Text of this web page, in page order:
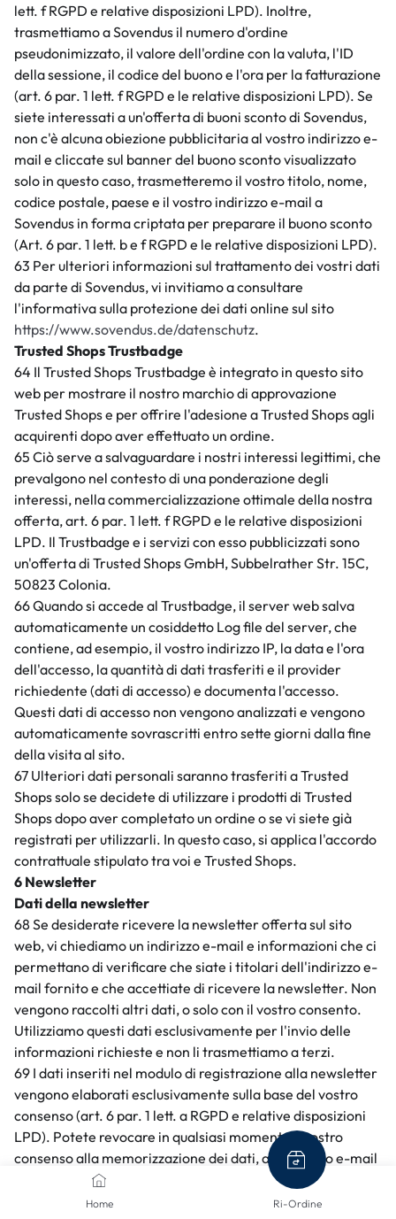
lett. f RGPD e relative disposizioni LPD). Inoltre,
trasmettiamo a Sovendus il numero d'ordine
pseudonimizzato, il valore dell'ordine con la valuta, l'ID
della sessione, il codice del buono e l'ora per la fatturazione
(art. 6 par. 1 lett. f RGPD e le relative disposizioni LPD). Se
siete interessati a un'offerta di buoni sconto di Sovendus,
non c'è alcuna obiezione pubblicitaria al vostro indirizzo e-
mail e cliccate sul banner del buono sconto visualizzato
solo in questo caso, trasmetteremo il vostro titolo, nome,
codice postale, paese e il vostro indirizzo e-mail a
Sovendus in forma criptata per preparare il buono sconto
(Art. 6 par. 1 lett. b e f RGPD e le relative disposizioni LPD).
63 Per ulteriori informazioni sul trattamento dei vostri dati
da parte di Sovendus, vi invitiamo a consultare
l'informativa sulla protezione dei dati online sul sito
https://www.sovendus.de/datenschutz.
Trusted Shops Trustbadge
64 Il Trusted Shops Trustbadge è integrato in questo sito
web per mostrare il nostro marchio di approvazione
Trusted Shops e per offrire l'adesione a Trusted Shops agli
acquirenti dopo aver effettuato un ordine.
65 Ciò serve a salvaguardare i nostri interessi legittimi, che
prevalgono nel contesto di una ponderazione degli
interessi, nella commercializzazione ottimale della nostra
offerta, art. 6 par. 1 lett. f RGPD e le relative disposizioni
LPD. Il Trustbadge e i servizi con esso pubblicizzati sono
un'offerta di Trusted Shops GmbH, Subbelrather Str. 15C,
50823 Colonia.
66 Quando si accede al Trustbadge, il server web salva
automaticamente un cosiddetto Log file del server, che
contiene, ad esempio, il vostro indirizzo IP, la data e l'ora
dell'accesso, la quantità di dati trasferiti e il provider
richiedente (dati di accesso) e documenta l'accesso.
Questi dati di accesso non vengono analizzati e vengono
automaticamente sovrascritti entro sette giorni dalla fine
della visita al sito.
67 Ulteriori dati personali saranno trasferiti a Trusted
Shops solo se decidete di utilizzare i prodotti di Trusted
Shops dopo aver completato un ordine o se vi siete già
registrati per utilizzarli. In questo caso, si applica l'accordo
contrattuale stipulato tra voi e Trusted Shops.
6 Newsletter
Dati della newsletter
68 Se desiderate ricevere la newsletter offerta sul sito
web, vi chiediamo un indirizzo e-mail e informazioni che ci
permettano di verificare che siate i titolari dell'indirizzo e-
mail fornito e che accettiate di ricevere la newsletter. Non
vengono raccolti altri dati, o solo con il vostro consento.
Utilizziamo questi dati esclusivamente per l'invio delle
informazioni richieste e non li trasmettiamo a terzi.
69 I dati inseriti nel modulo di registrazione alla newsletter
vengono elaborati esclusivamente sulla base del vostro
consenso (art. 6 par. 1 lett. a RGPD e relative disposizioni
LPD). Potete revocare in qualsiasi momento il vostro
consenso alla memorizzazione dei dati, all'indirizzo e-mail
e al suo utilizzo per l'invio della newsletter, ad esempio
tramite il link "unsubscribe" presente nella newsletter. La
Home Ri-Ordine